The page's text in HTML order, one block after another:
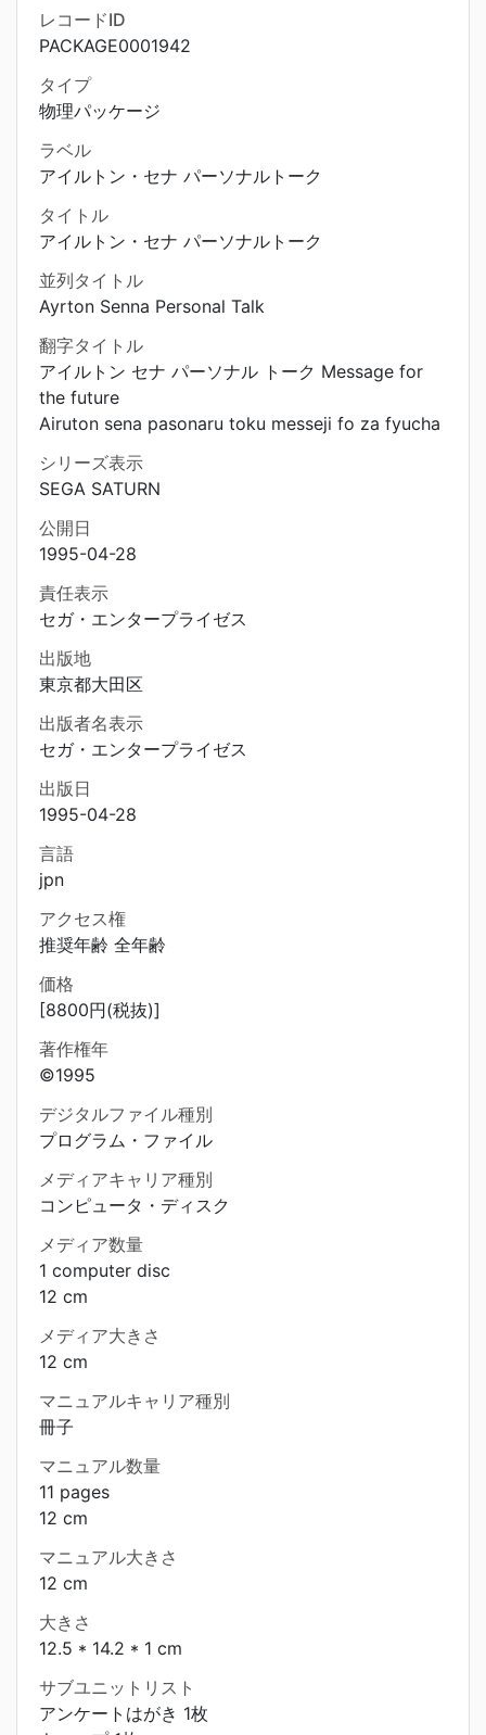
レコードID
PACKAGE0001942
タイプ
物理パッケージ
ラベル
アイルトン・セナ パーソナルトーク
タイトル
アイルトン・セナ パーソナルトーク
並列タイトル
Ayrton Senna Personal Talk
翻字タイトル
アイルトン セナ パーソナル トーク Message for
the future
Airuton sena pasonaru toku messeji fo za fyucha
シリーズ表示
SEGA SATURN
公開日
1995-04-28
責任表示
セガ・エンタープライゼス
出版地
東京都大田区
出版者名表示
セガ・エンタープライゼス
出版日
1995-04-28
言語
jpn
アクセス権
推奨年齢 全年齢
価格
[8800円(税抜)]
著作権年
©1995
デジタルファイル種別
プログラム・ファイル
メディアキャリア種別
コンピュータ・ディスク
メディア数量
1 computer disc
12 cm
メディア大きさ
12 cm
マニュアルキャリア種別
冊子
マニュアル数量
11 pages
12 cm
マニュアル大きさ
12 cm
大きさ
12.5 * 14.2 * 1 cm
サブユニットリスト
アンケートはがき 1枚